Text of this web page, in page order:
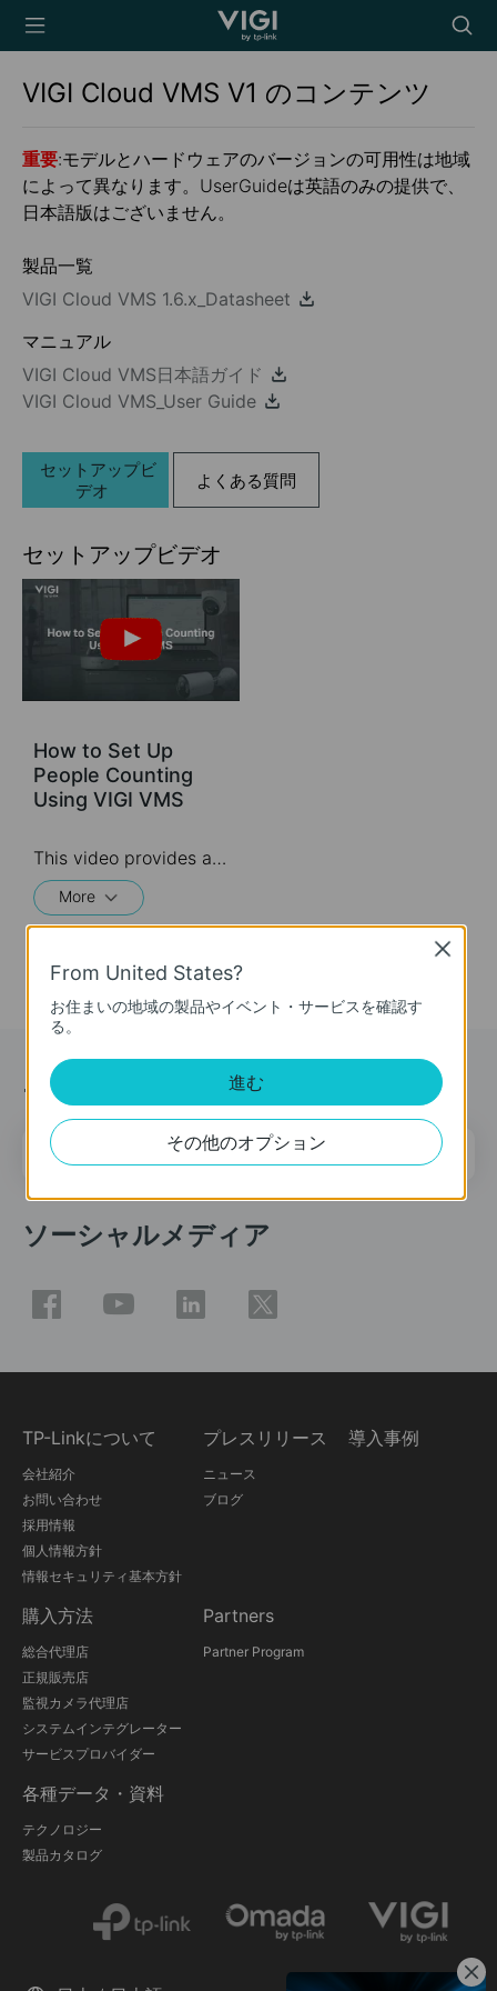
TP-Link, Reliably
icon
VIGI Cloud VMS V1 のコンテンツ
重要:モデルとハードウェアのバージョンの可用性は地域
によって異なります。UserGuideは英語のみの提供で、
日本語版はございません。
製品一覧
VIGI Cloud VMS 1.6.x_Datasheet
マニュアル
VIGI Cloud VMS日本語ガイド
VIGI Cloud VMS_User Guide
セットアップビ
デオ
よくある質問
セットアップビデオ
How to Set Up
People Counting
Using VIGI VMS
This video provides a step-by-step guide to configuring People Counting on VIGI VMS. You will learn how to enable the feature, define counting rules, and configure People Counting Areas to accurately monitor foot traffic within your surveillance environment. Supported Cameras: View the complete list of VIGI cameras that support People Counting here: https://www.tp-link.com/vigi-people-counting/product-list/ Additional Resources: For detailed information about People Counting and setting up People Counting Areas, please refer to our FAQ: https://www.tp-link.com/support/faq/4409/ If you need further assistance, please visit the TP-Link support page for documentation and technical help.
More
ニュース＆オファー
メールアドレス 登録
ソーシャルメディア
TP-Linkについて
会社紹介
お問い合わせ
採用情報
個人情報方針
情報セキュリティ基本方針
プレスリリース
ニュース
ブログ
導入事例
購入方法
総合代理店
正規販売店
監視カメラ代理店
システムインテグレーター
サービスプロバイダー
Partners
Partner Program
各種データ・資料
テクノロジー
製品カタログ
From United States?
お住まいの地域の製品やイベント・サービスを確認す
る。
進む
その他のオプション
Close